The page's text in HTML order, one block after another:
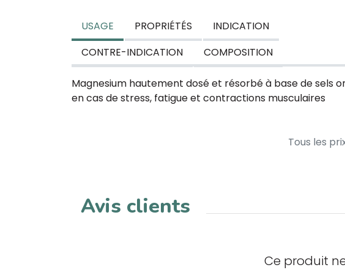
USAGE PROPRIÉTÉS
INDICATION
CONTRE-INDICATION
COMPOSITION
Magnesium hautement dosé et résorbé à base de sels
en cas de stress, fatigue et contractions musculaires
Tous les
Avis clients
Ce produit